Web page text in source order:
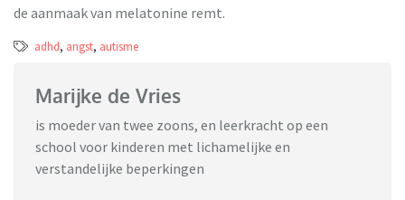
de aanmaak van melatonine remt.
adhd, angst, autisme
Marijke de Vries
is moeder van twee zoons, en leerkracht op een
school voor kinderen met lichamelijke en
verstandelijke beperkingen